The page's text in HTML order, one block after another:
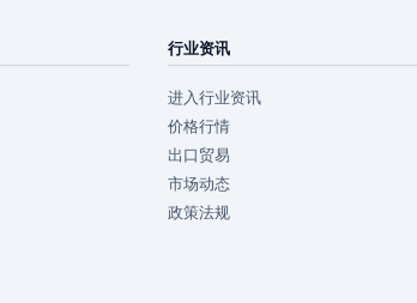
行业资讯
进入行业资讯
价格行情
出口贸易
市场动态
政策法规